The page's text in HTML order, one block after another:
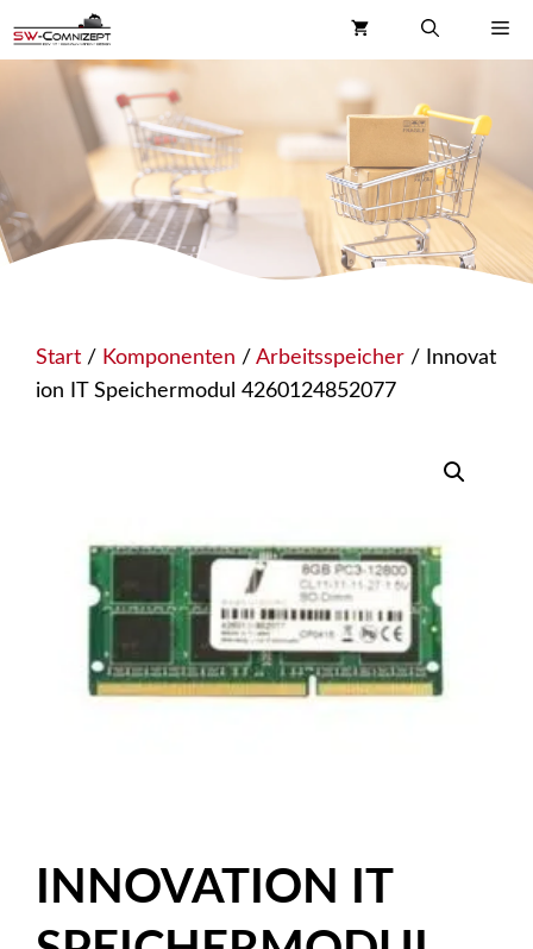
Inhalt
springen
Start / Komponenten / Arbeitsspeicher / Innovat
ion IT Speichermodul 4260124852077
INNOVATION IT